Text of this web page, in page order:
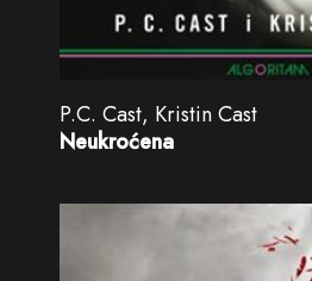
P.C. Cast, Kristin Cast
Neukroćena